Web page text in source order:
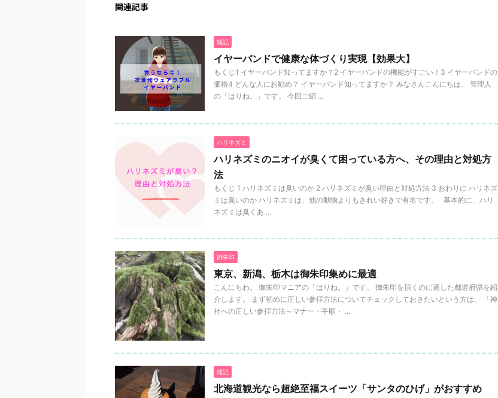
関連記事
雑記
イヤーバンドで健康な体づくり実現【効果大】
もくじ1 イヤーバンド知ってますか？2 イヤーバンドの機能がすごい！3 イヤーバンドの
価格4 どんな人にお勧め？ イヤーバンド知ってますか？ みなさんこんにちは。 管理人
の「はりね。」です。 今回ご紹 ...
ハリネズミ
ハリネズミのニオイが臭くて困っている方へ、その理由と対処方
法
もくじ 1 ハリネズミは臭いのか 2 ハリネズミが臭い理由と対処方法 3 おわりに ハリネズ
ミは臭いのか ハリネズミは、他の動物よりもきれい好きで有名です。 基本的に、ハリ
ネズミは臭くあ ...
御朱印
東京、新潟、栃木は御朱印集めに最適
こんにちわ。 御朱印マニアの「はりね。」です。 御朱印を頂くのに適した都道府県を紹
介します。 まず初めに正しい参拝方法についてチェックしておきたいという方は、 「神
社への正しい参拝方法～マナー・手順・ ...
雑記
北海道観光なら超絶至福スイーツ「サンタのひげ」がおすすめ